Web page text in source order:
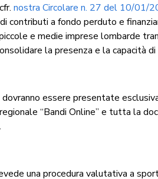
nostra Circolare n. 27 del 10/01/
contributi a fondo perduto e
e medie imprese lombarde
la presenza e la capacità
dovranno essere presentate
“Bandi Online” e tutta la
una procedura valutativa a